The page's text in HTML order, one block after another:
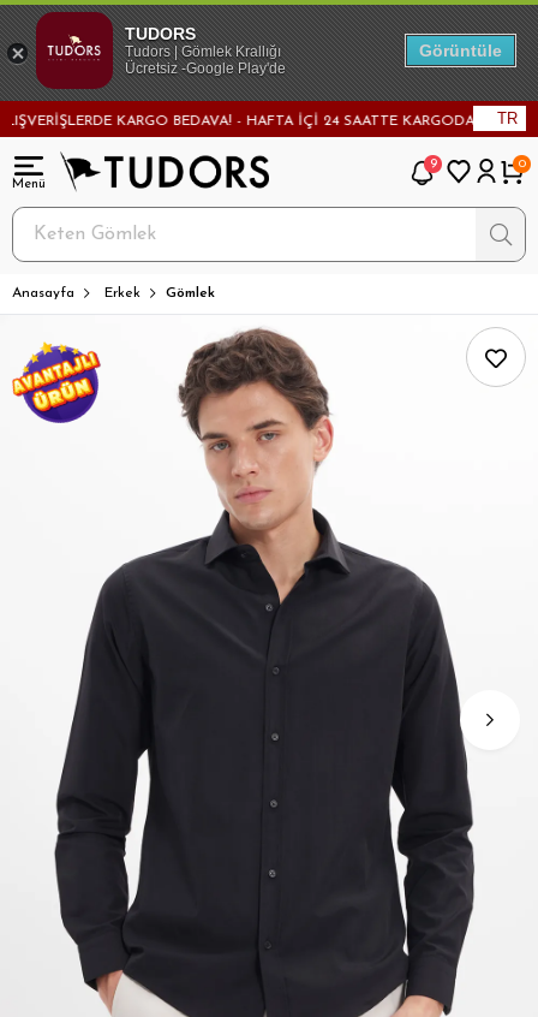
KARGO BEDAVA! - HAFTA İÇİ 24 SAATTE KARGODA! - TR
9 0
Anasayfa Erkek Gömlek
TUDORS
Tudors | Gömlek Krallığı
Ücretsiz -Google Play'de
Görüntüle